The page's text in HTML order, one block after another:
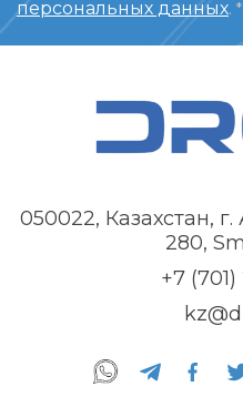
персональных данных. *
050022, Казахстан,
280,
+7